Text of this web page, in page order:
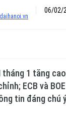
06/02/
tháng 1 tăng
ECB và
tin đáng chú